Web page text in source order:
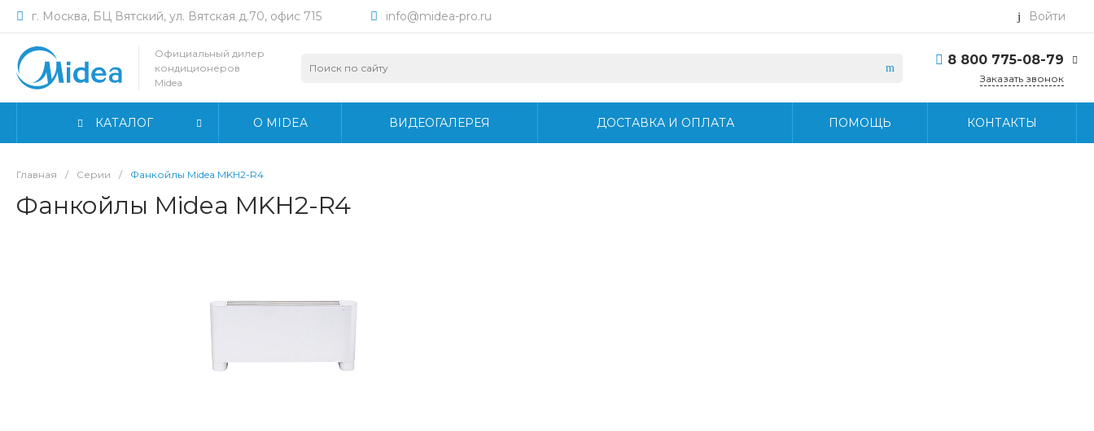
г. Москва, БЦ Вятский, ул. Вятская д.70, офис 715 info@midea-pro.ru Войти
Официальный дилер
кондиционеров
Midea
8 800 775-08-79
г. Москва, БЦ Вятский,
Заказать звонок
КАТАЛОГ О MIDEA ВИДЕОГАЛЕРЕЯ ДОСТАВКА И ОПЛАТА ПОМОЩЬ КОНТАКТЫ
Главная / Серии / Фанкойлы Midea MKH2-R4
Фанкойлы Midea MKH2-R4